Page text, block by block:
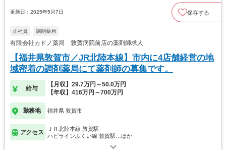
更新日：2025年5月7日 保存する
正社員 調剤薬局
有限会社カドノ薬局 敦賀病院前店の薬剤師求人
【福井県敦賀市／JR北陸本線】市内に4店舗経営の地
域密着の調剤薬局にて薬剤師の募集です。
給与
【月収】29.7万円～50.0万円
【年収】416万円～700万円
勤務地 福井県 敦賀市
アクセス
ＪＲ北陸本線 敦賀駅
ハピラインふくい線 敦賀駅…ほか